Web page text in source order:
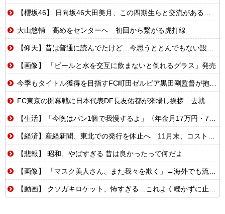
【櫻坂46】 日向坂46大田美月、この四期生らと交流がある模様
大山悠輔 高めをセンターへ 初回から繋がる虎打線
【仰天】昔は普通に読んでたけど…今思うととんでもない設定の少女漫画
【画像】 「ビールと水を交互に飲まないと倒れるグラス」発売
今季もタイトル獲得を目指すFC町田ゼルビア黒田剛監督が抱負を語る
FC東京の開幕戦に日本代表DF長友佑都が来場し挨拶 去就に注目集まる
【生活】「今晩はパン1個で我慢するよ」〈年金月17万円・74歳男性〉物価高で変わった当たり前の食卓…「1食抜けば、数百円は使わずに済む」
【経済】産経新聞、東北での発行を休止へ 11月末、コスト増で合理化
【悲報】 昭和、やばすぎる 昔は良かったって何だよ
【画像】 「マスク美人さん、また我々を欺く」←海外でも流行りだした結果がこちらw w w w w w w
【動画】 クソガキロケット、怖すぎる…これよく轢かずに止まれたな